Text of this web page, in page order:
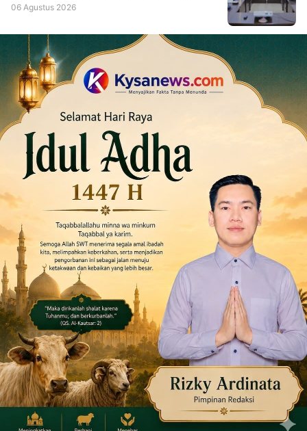
06 Agustus 2026